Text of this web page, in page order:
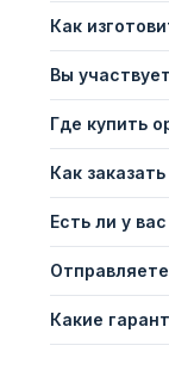
Как
Вы
Где купить
Как
Есть ли у
Какие